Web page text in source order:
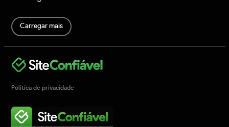
Carregar mais
Política de privacidade